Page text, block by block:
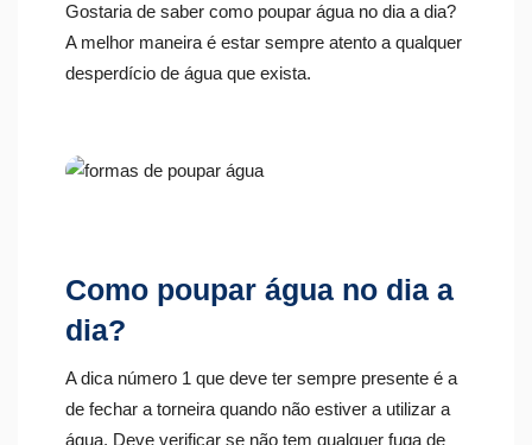
Gostaria de saber como poupar água no dia a dia?
A melhor maneira é estar sempre atento a qualquer
desperdício de água que exista.
Como poupar água no dia a
dia?
A dica número 1 que deve ter sempre presente é a
de fechar a torneira quando não estiver a utilizar a
água. Deve verificar se não tem qualquer fuga de